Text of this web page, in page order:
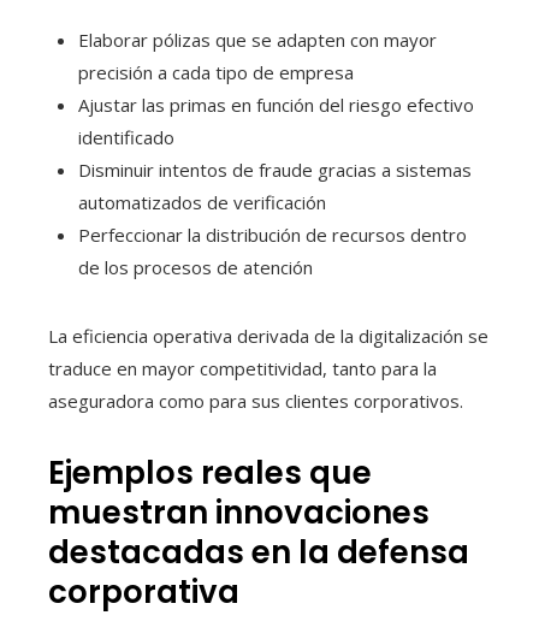
Elaborar pólizas que se adapten con mayor
precisión a cada tipo de empresa
Ajustar las primas en función del riesgo efectivo
identificado
Disminuir intentos de fraude gracias a sistemas
automatizados de verificación
Perfeccionar la distribución de recursos dentro
de los procesos de atención
La eficiencia operativa derivada de la digitalización se
traduce en mayor competitividad, tanto para la
aseguradora como para sus clientes corporativos.
Ejemplos reales que
muestran innovaciones
destacadas en la defensa
corporativa